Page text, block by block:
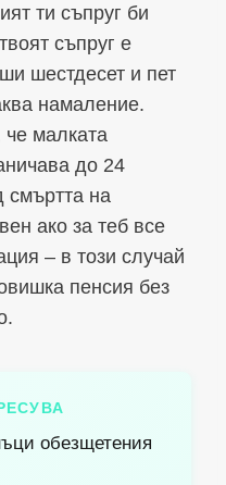
ти съпруг би
съпруг е
шестдесет и пет
намаление.
малката
до 24
смъртта на
ако за теб все
– в този случай
пенсия без
обезщетения